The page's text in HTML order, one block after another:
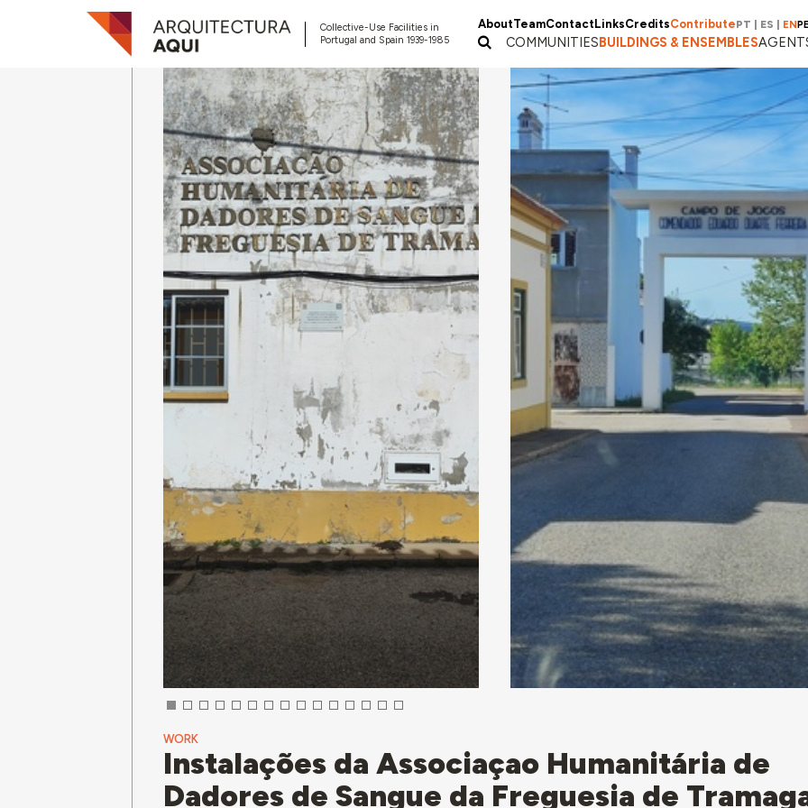
Collective-Use Facilities in
Portugal and Spain 1939-1985
AboutTeamContactLinksCreditsContributePT ES EN
COMMUNITIESBUILDINGS & ENSEMBLES
WORK
Instalações da Associaçao Humanitária de
Dadores de Sangue da Freguesia de